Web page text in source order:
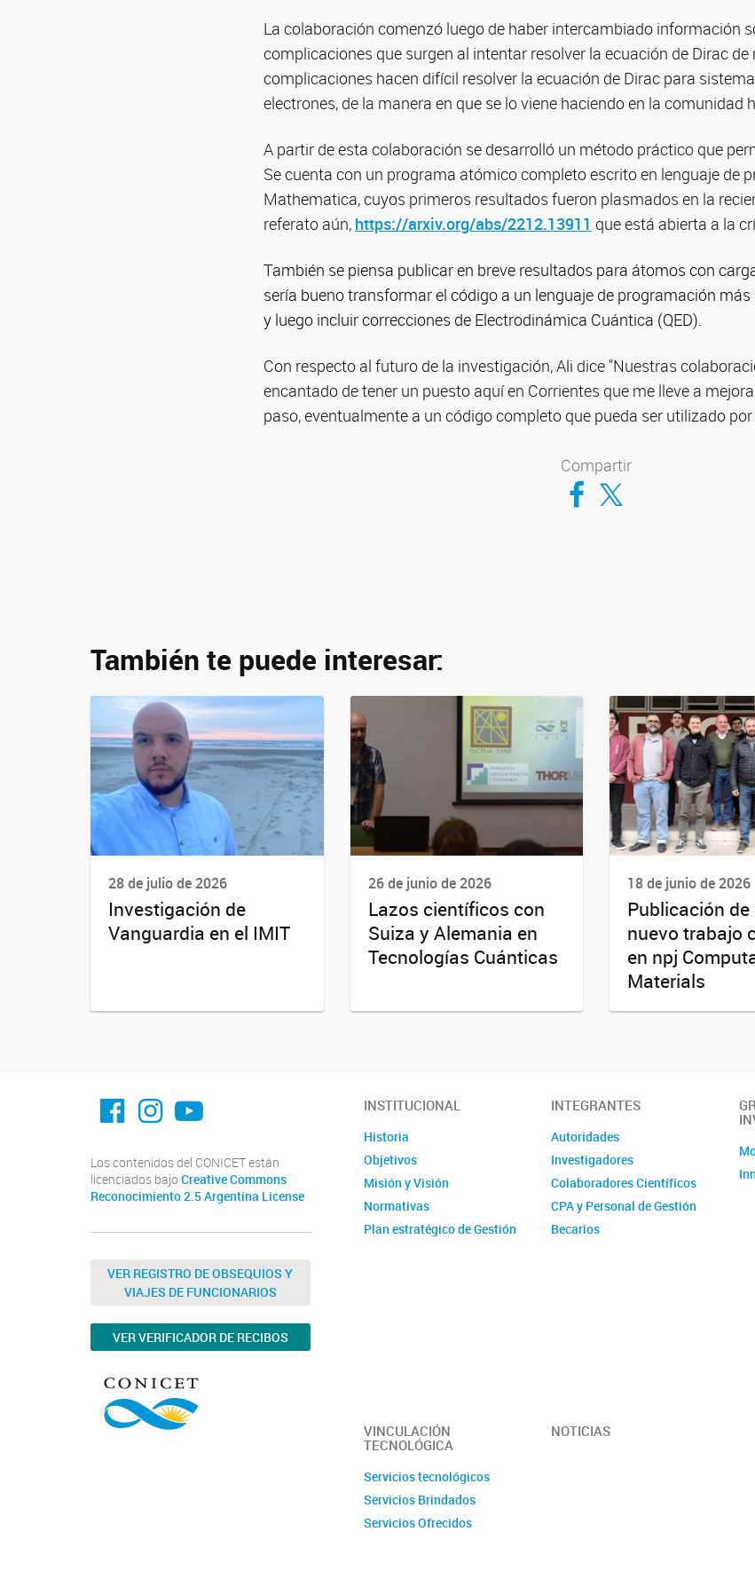
La colaboración comenzó luego de haber intercambiado información
complicaciones que surgen al intentar resolver la ecuación de Dirac
complicaciones hacen difícil resolver la ecuación de Dirac para
electrones, de la manera en que se lo viene haciendo en la comunidad
A partir de esta colaboración se desarrolló un método práctico que
Se cuenta con un programa atómico completo escrito en lenguaje de
Mathematica, cuyos primeros resultados fueron plasmados en la
referato aún, https://arxiv.org/abs/2212.13911 que está abierta a la
También se piensa publicar en breve resultados para átomos con
sería bueno transformar el código a un lenguaje de programación
y luego incluir correcciones de Electrodinámica Cuántica (QED).
Con respecto al futuro de la investigación, Ali dice "Nuestras
encantado de tener un puesto aquí en Corrientes que me lleve a
paso, eventualmente a un código completo que pueda ser utilizado
Compartir
Compartir en Facebook
Compartir en Twitter
También te puede interesar:
28 de julio de 2026
Investigación de
Vanguardia en el IMIT
26 de junio de 2026
Lazos científicos con
Suiza y Alemania en
Tecnologías Cuánticas
18 de junio de 2026
Publicación de
nuevo trabajo
en npj
Materials
facebook imit.conicet
imit.conicet
Youtube
Los contenidos del CONICET están
licenciados bajo Creative Commons
Reconocimiento 2.5 Argentina License
VER REGISTRO DE OBSEQUIOS Y
VIAJES DE FUNCIONARIOS
VER VERIFICADOR DE RECIBOS
INSTITUCIONAL
Historia
Objetivos
Misión y Visión
Normativas
Plan estratégico de Gestión
INTEGRANTES
Autoridades
Investigadores
Colaboradores Científicos
CPA y Personal de Gestión
Becarios
VINCULACIÓN
TECNOLÓGICA
Servicios tecnológicos
Servicios Brindados
Servicios Ofrecidos
NOTICIAS